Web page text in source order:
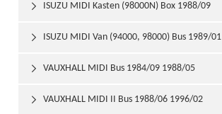
ISUZU MIDI Kasten (98000N) Box 1988/09

ISUZU MIDI Van (94000, 98000) Bus 1989/01

VAUXHALL MIDI Bus 1984/09 1988/05

VAUXHALL MIDI II Bus 1988/06 1996/02
